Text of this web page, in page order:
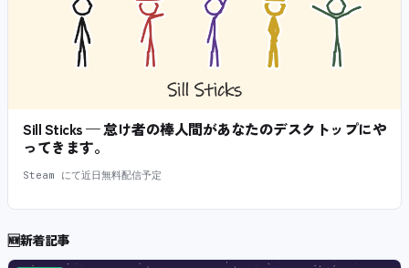
Sill Sticks — 怠け者の棒人間があなたのデスクトップにや
ってきます。
Steam にて近日無料配信予定
🆕新着記事